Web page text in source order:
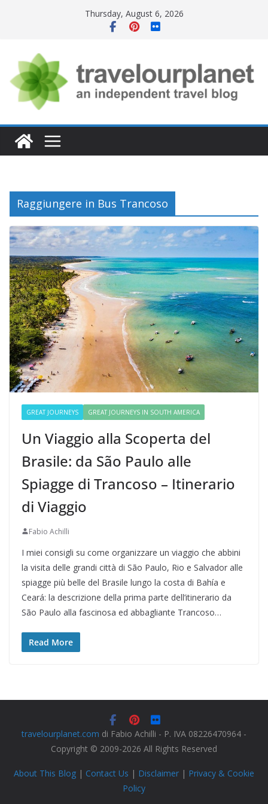
Thursday, August 6, 2026
Raggiungere in Bus Trancoso
GREAT JOURNEYS GREAT JOURNEYS IN SOUTH AMERICA
Un Viaggio alla Scoperta del
Brasile: da São Paulo alle
Spiagge di Trancoso – Itinerario
di Viaggio
Fabio Achilli
I miei consigli su come organizzare un viaggio che abbini
la visita delle grandi città di São Paulo, Rio e Salvador alle
spiagge più belle del Brasile lungo la costa di Bahía e
Ceará: la descrizione della prima parte dell’itinerario da
São Paulo alla fascinosa ed abbagliante Trancoso…
Read More
travelourplanet.com di Fabio Achilli - P. IVA 08226470964 -
Copyright © 2009-2026 All Rights Reserved
About This Blog | Contact Us | Disclaimer | Privacy & Cookie
Policy